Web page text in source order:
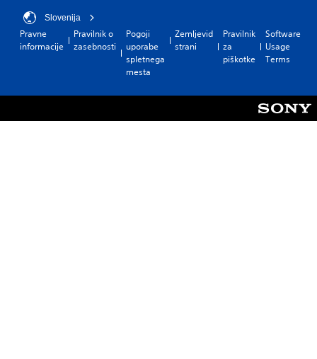
Slovenija
Pravne
informacije
Pravilnik o
zasebnosti
Pogoji
uporabe
spletnega
mesta
Zemljevid
strani
Pravilnik
za
piškotke
Software
Usage
Terms